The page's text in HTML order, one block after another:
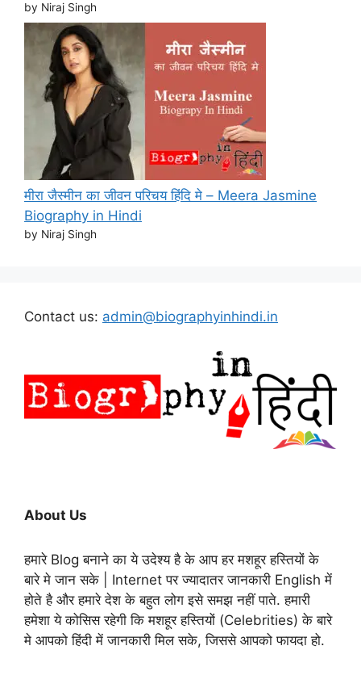
by Niraj Singh
मीरा जैस्मीन का जीवन परिचय हिंदि मे – Meera Jasmine
Biography in Hindi
by Niraj Singh
Contact us: admin@biographyinhindi.in
About Us
हमारे Blog बनाने का ये उदेश्य है के आप हर मशहूर हस्तियों के
बारे मे जान सके | Internet पर ज्यादातर जानकारी English में
होते है और हमारे देश के बहुत लोग इसे समझ नहीं पाते. हमारी
हमेशा ये कोसिस रहेगी कि मशहूर हस्तियों (Celebrities) के बारे
मे आपको हिंदी में जानकारी मिल सके, जिससे आपको फायदा हो.